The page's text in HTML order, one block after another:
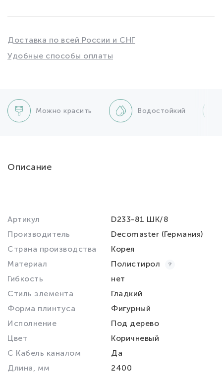
Доставка по всей России и СНГ
Удобные способы оплаты
Можно красить Водостойкий
Описание
Артикул
D233-81 ШК/8
Производитель
Decomaster (Германия)
Страна производства
Корея
Материал
Полистирол
Гибкость
нет
Стиль элемента
Гладкий
Форма плинтуса
Фигурный
Исполнение
Под дерево
Цвет
Коричневый
С Кабель каналом
Да
Длина, мм
2400